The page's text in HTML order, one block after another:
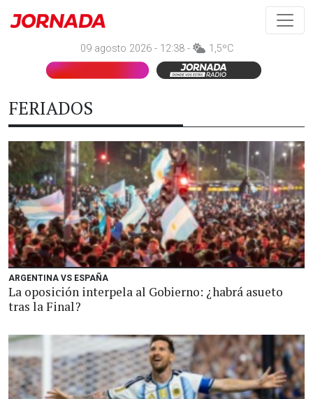
09 agosto 2026 - 12:38 - 1,5ºC
FERIADOS
ARGENTINA VS ESPAÑA
La oposición interpela al Gobierno: ¿habrá asueto
tras la Final?